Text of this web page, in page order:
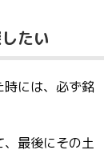
たい
には、必ず銘
最後にその土